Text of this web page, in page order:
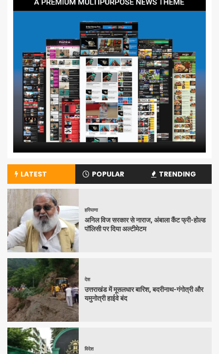
LATEST POPULAR TRENDING
हरियाणा
अनिल विज सरकार से नाराज, अंबाला कैंट फ्री-होल्ड
पॉलिसी पर दिया अल्टीमेटम
देश
उत्तराखंड में मूसलधार बारिश, बदरीनाथ-गंगोत्री और
यमुनोत्री हाईवे बंद
विदेश